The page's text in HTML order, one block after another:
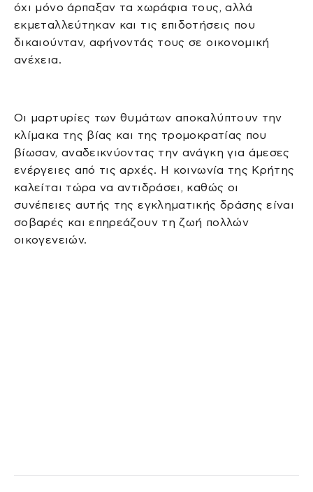
όχι μόνο άρπαξαν τα χωράφια τους, αλλά
εκμεταλλεύτηκαν και τις επιδοτήσεις που
δικαιούνταν, αφήνοντάς τους σε οικονομική
ανέχεια.
Οι μαρτυρίες των θυμάτων αποκαλύπτουν την
κλίμακα της βίας και της τρομοκρατίας που
βίωσαν, αναδεικνύοντας την ανάγκη για άμεσες
ενέργειες από τις αρχές. Η κοινωνία της Κρήτης
καλείται τώρα να αντιδράσει, καθώς οι
συνέπειες αυτής της εγκληματικής δράσης είναι
σοβαρές και επηρεάζουν τη ζωή πολλών
οικογενειών.